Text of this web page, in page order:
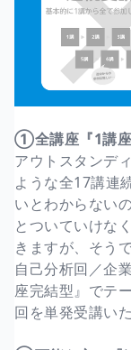
①全講座『1講座
アウトスタンデ
ような全17講連
いとわからない
とついていけな
きますが、そう
自己分析回／企
座完結型』でテ
回を単発受講い